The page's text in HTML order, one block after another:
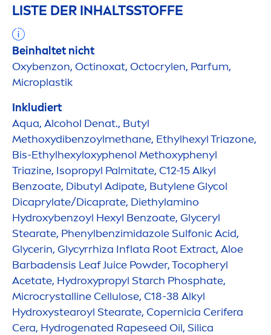
LISTE DER INHALTSSTOFFE
Beinhaltet nicht
Oxybenzon, Octinoxat, Octocrylen, Parfum,
Microplastik
Inkludiert
Aqua, Alcohol Denat., Butyl
Methoxydibenzoylmethane, Ethylhexyl Triazone,
Bis-Ethylhexyloxyphenol Methoxyphenyl
Triazine, Isopropyl Palmitate, C12-15 Alkyl
Benzoate, Dibutyl Adipate, Butylene Glycol
Dicaprylate/Dicaprate, Diethylamino
Hydroxybenzoyl Hexyl Benzoate, Glyceryl
Stearate, Phenylbenzimidazole Sulfonic Acid,
Glycerin, Glycyrrhiza Inflata Root Extract, Aloe
Barbadensis Leaf Juice Powder, Tocopheryl
Acetate, Hydroxypropyl Starch Phosphate,
Microcrystalline Cellulose, C18-38 Alkyl
Hydroxystearoyl Stearate, Copernicia Cerifera
Cera, Hydrogenated Rapeseed Oil, Silica